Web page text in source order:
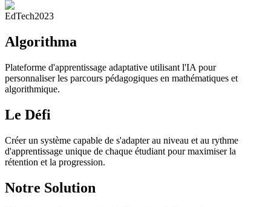
EdTech2023
Algorithma
Plateforme d'apprentissage adaptative utilisant l'IA pour
personnaliser les parcours pédagogiques en mathématiques et
algorithmique.
Le Défi
Créer un système capable de s'adapter au niveau et au rythme
d'apprentissage unique de chaque étudiant pour maximiser la
rétention et la progression.
Notre Solution